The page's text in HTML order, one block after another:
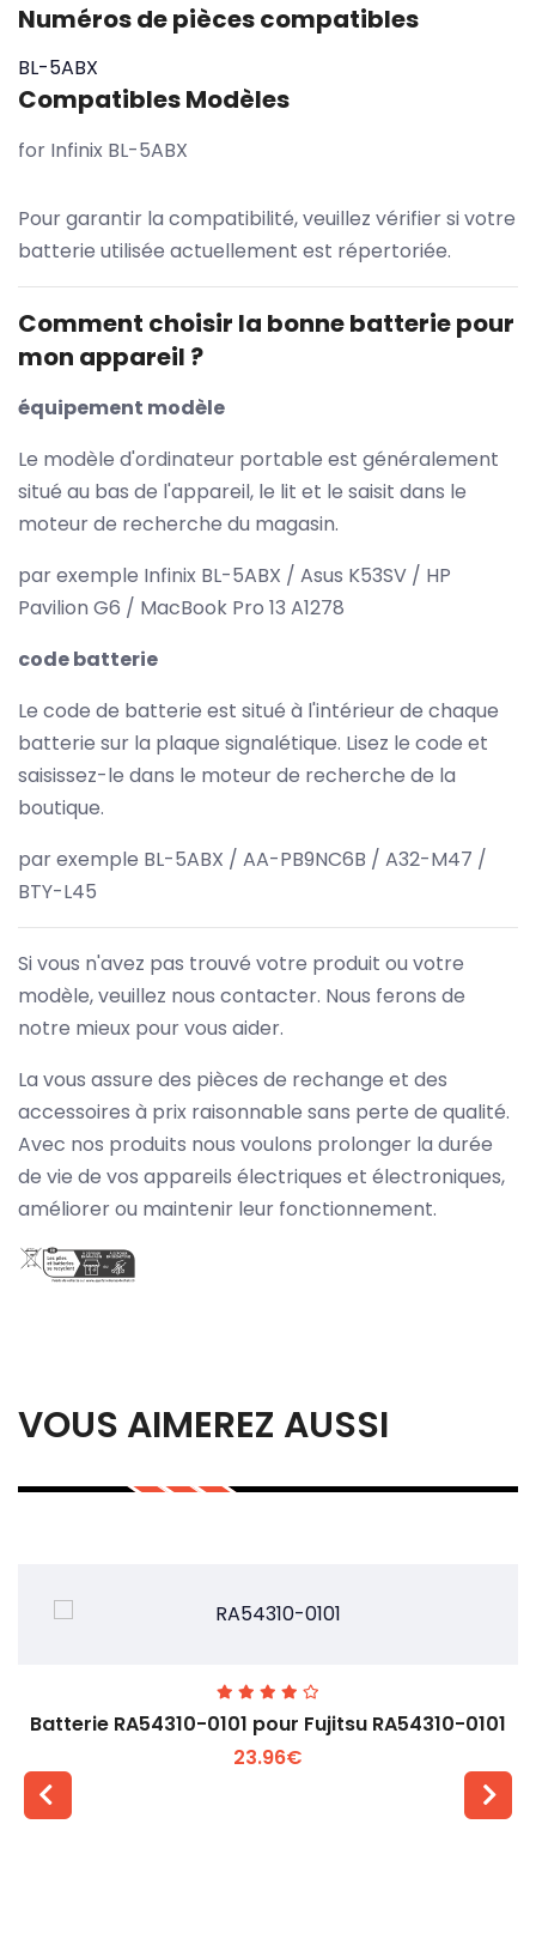
Numéros de pièces compatibles
BL-5ABX
Compatibles Modèles
for Infinix BL-5ABX
Pour garantir la compatibilité, veuillez vérifier si votre
batterie utilisée actuellement est répertoriée.
Comment choisir la bonne batterie pour
mon appareil ?
équipement modèle
Le modèle d'ordinateur portable est généralement
situé au bas de l'appareil, le lit et le saisit dans le
moteur de recherche du magasin.
par exemple Infinix BL-5ABX / Asus K53SV / HP
Pavilion G6 / MacBook Pro 13 A1278
code batterie
Le code de batterie est situé à l'intérieur de chaque
batterie sur la plaque signalétique. Lisez le code et
saisissez-le dans le moteur de recherche de la
boutique.
par exemple BL-5ABX / AA-PB9NC6B / A32-M47 /
BTY-L45
Si vous n'avez pas trouvé votre produit ou votre
modèle, veuillez nous contacter. Nous ferons de
notre mieux pour vous aider.
La vous assure des pièces de rechange et des
accessoires à prix raisonnable sans perte de qualité.
Avec nos produits nous voulons prolonger la durée
de vie de vos appareils électriques et électroniques,
améliorer ou maintenir leur fonctionnement.
VOUS AIMEREZ AUSSI
Batterie RA54310-0101 pour Fujitsu RA54310-0101
23.96€